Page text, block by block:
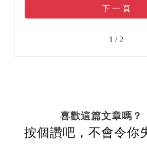
下 一 頁
1 / 2
喜歡這篇文章嗎？
按個讚吧，不會令你